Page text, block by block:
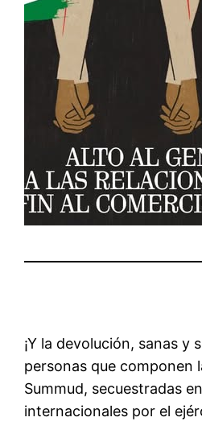
¡Y la devolución, sanas y
personas que componen
Summud, secuestradas
internacionales por el